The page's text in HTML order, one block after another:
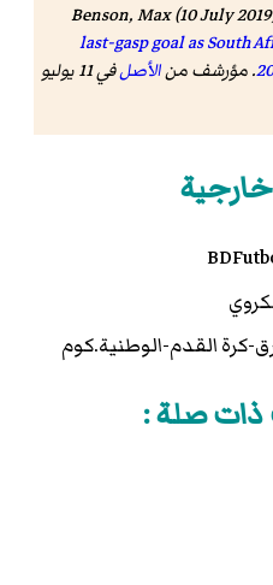
Benson, Max (10 July
last-gasp goal as South
. مؤرشف منالأصل
في 11 يوليو
كرة القدم-الوطنية.كوم
صلة :